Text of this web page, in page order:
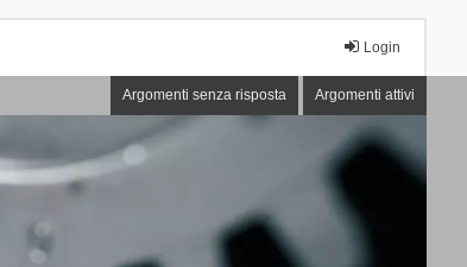
Login
Argomenti senza risposta Argomenti attivi